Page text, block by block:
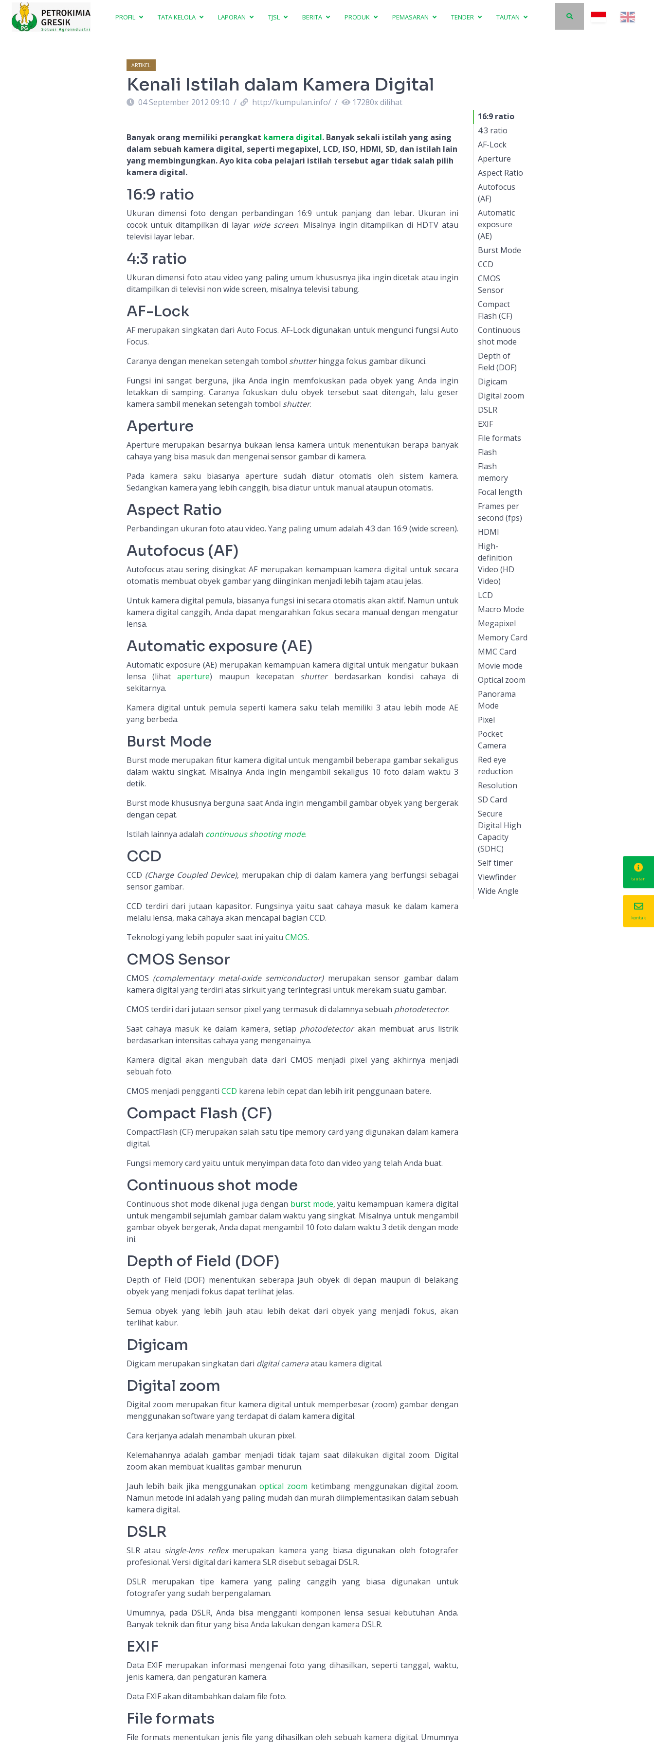
PROFIL TATA KELOLA LAPORAN TJSL BERITA PRODUK PEMASARAN TENDER TAUTAN
ARTIKEL
Kenali Istilah dalam Kamera Digital
04 September 2012 09:10 / http://kumpulan.info/ / 17280x dilihat
Banyak orang memiliki perangkat kamera digital. Banyak sekali istilah yang asing
dalam sebuah kamera digital, seperti megapixel, LCD, ISO, HDMI, SD, dan istilah lain
yang membingungkan. Ayo kita coba pelajari istilah tersebut agar tidak salah pilih
kamera digital.
16:9 ratio
Ukuran dimensi foto dengan perbandingan 16:9 untuk panjang dan lebar. Ukuran ini
cocok untuk ditampilkan di layar wide screen. Misalnya ingin ditampilkan di HDTV atau
televisi layar lebar.
4:3 ratio
Ukuran dimensi foto atau video yang paling umum khususnya jika ingin dicetak atau ingin
ditampilkan di televisi non wide screen, misalnya televisi tabung.
AF-Lock
AF merupakan singkatan dari Auto Focus. AF-Lock digunakan untuk mengunci fungsi Auto
Focus.
Caranya dengan menekan setengah tombol shutterhingga fokus gambar dikunci.
Fungsi ini sangat berguna, jika Anda ingin memfokuskan pada obyek yang Anda ingin
letakkan di samping. Caranya fokuskan dulu obyek tersebut saat ditengah, lalu geser
kamera sambil menekan setengah tombol shutter.
Aperture
Aperture merupakan besarnya bukaan lensa kamera untuk menentukan berapa banyak
cahaya yang bisa masuk dan mengenai sensor gambar di kamera.
Pada kamera saku biasanya aperture sudah diatur otomatis oleh sistem kamera.
Sedangkan kamera yang lebih canggih, bisa diatur untuk manual ataupun otomatis.
Aspect Ratio
Perbandingan ukuran foto atau video. Yang paling umum adalah 4:3 dan 16:9 (wide screen).
Autofocus (AF)
Autofocus atau sering disingkat AF merupakan kemampuan kamera digital untuk secara
otomatis membuat obyek gambar yang diinginkan menjadi lebih tajam atau jelas.
Untuk kamera digital pemula, biasanya fungsi ini secara otomatis akan aktif. Namun untuk
kamera digital canggih, Anda dapat mengarahkan fokus secara manual dengan mengatur
lensa.
Automatic exposure (AE)
Automatic exposure (AE) merupakan kemampuan kamera digital untuk mengatur bukaan
lensa (lihataperture) maupun kecepatan shutterberdasarkan kondisi cahaya di
sekitarnya.
Kamera digital untuk pemula seperti kamera saku telah memiliki 3 atau lebih mode AE
yang berbeda.
Burst Mode
Burst mode merupakan fitur kamera digital untuk mengambil beberapa gambar sekaligus
dalam waktu singkat. Misalnya Anda ingin mengambil sekaligus 10 foto dalam waktu 3
detik.
Burst mode khususnya berguna saat Anda ingin mengambil gambar obyek yang bergerak
dengan cepat.
Istilah lainnya adalah continuous shooting mode.
CCD
CCD (Charge Coupled Device), merupakan chip di dalam kamera yang berfungsi sebagai
sensor gambar.
CCD terdiri dari jutaan kapasitor. Fungsinya yaitu saat cahaya masuk ke dalam kamera
melalu lensa, maka cahaya akan mencapai bagian CCD.
Teknologi yang lebih populer saat ini yaitu CMOS.
CMOS Sensor
CMOS (complementary metal-oxide semiconductor)merupakan sensor gambar dalam
kamera digital yang terdiri atas sirkuit yang terintegrasi untuk merekam suatu gambar.
CMOS terdiri dari jutaan sensor pixel yang termasuk di dalamnya sebuah photodetector.
Saat cahaya masuk ke dalam kamera, setiap photodetectorakan membuat arus listrik
berdasarkan intensitas cahaya yang mengenainya.
Kamera digital akan mengubah data dari CMOS menjadi pixel yang akhirnya menjadi
sebuah foto.
CMOS menjadi pengganti CCD karena lebih cepat dan lebih irit penggunaan batere.
Compact Flash (CF)
CompactFlash (CF) merupakan salah satu tipe memory card yang digunakan dalam kamera
digital.
Fungsi memory card yaitu untuk menyimpan data foto dan video yang telah Anda buat.
Continuous shot mode
Continuous shot mode dikenal juga dengan burst mode, yaitu kemampuan kamera digital
untuk mengambil sejumlah gambar dalam waktu yang singkat. Misalnya untuk mengambil
gambar obyek bergerak, Anda dapat mengambil 10 foto dalam waktu 3 detik dengan mode
ini.
Depth of Field (DOF)
Depth of Field (DOF) menentukan seberapa jauh obyek di depan maupun di belakang
obyek yang menjadi fokus dapat terlihat jelas.
Semua obyek yang lebih jauh atau lebih dekat dari obyek yang menjadi fokus, akan
terlihat kabur.
Digicam
Digicam merupakan singkatan dari digital cameraatau kamera digital.
Digital zoom
Digital zoom merupakan fitur kamera digital untuk memperbesar (zoom) gambar dengan
menggunakan software yang terdapat di dalam kamera digital.
Cara kerjanya adalah menambah ukuran pixel.
Kelemahannya adalah gambar menjadi tidak tajam saat dilakukan digital zoom. Digital
zoom akan membuat kualitas gambar menurun.
Jauh lebih baik jika menggunakanoptical zoom ketimbang menggunakan digital zoom.
Namun metode ini adalah yang paling mudah dan murah diimplementasikan dalam sebuah
kamera digital.
DSLR
SLR atau single-lens reflexmerupakan kamera yang biasa digunakan oleh fotografer
profesional. Versi digital dari kamera SLR disebut sebagai DSLR.
DSLR merupakan tipe kamera yang paling canggih yang biasa digunakan untuk
fotografer yang sudah berpengalaman.
Umumnya, pada DSLR, Anda bisa mengganti komponen lensa sesuai kebutuhan Anda.
Banyak teknik dan fitur yang bisa Anda lakukan dengan kamera DSLR.
EXIF
Data EXIF merupakan informasi mengenai foto yang dihasilkan, seperti tanggal, waktu,
jenis kamera, dan pengaturan kamera.
Data EXIF akan ditambahkan dalam file foto.
File formats
File formats menentukan jenis file yang dihasilkan oleh sebuah kamera digital. Umumnya
16:9 ratio
4:3 ratio
AF-Lock
Aperture
Aspect Ratio
Autofocus
(AF)
Automatic
exposure
(AE)
Burst Mode
CCD
CMOS
Sensor
Compact
Flash (CF)
Continuous
shot mode
Depth of
Field (DOF)
Digicam
Digital zoom
DSLR
EXIF
File formats
Flash
Flash
memory
Focal length
Frames per
second (fps)
HDMI
High-
definition
Video (HD
Video)
LCD
Macro Mode
Megapixel
Memory Card
MMC Card
Movie mode
Optical zoom
Panorama
Mode
Pixel
Pocket
Camera
Red eye
reduction
Resolution
SD Card
Secure
Digital High
Capacity
(SDHC)
Self timer
Viewfinder
Wide Angle
tautan
kontak